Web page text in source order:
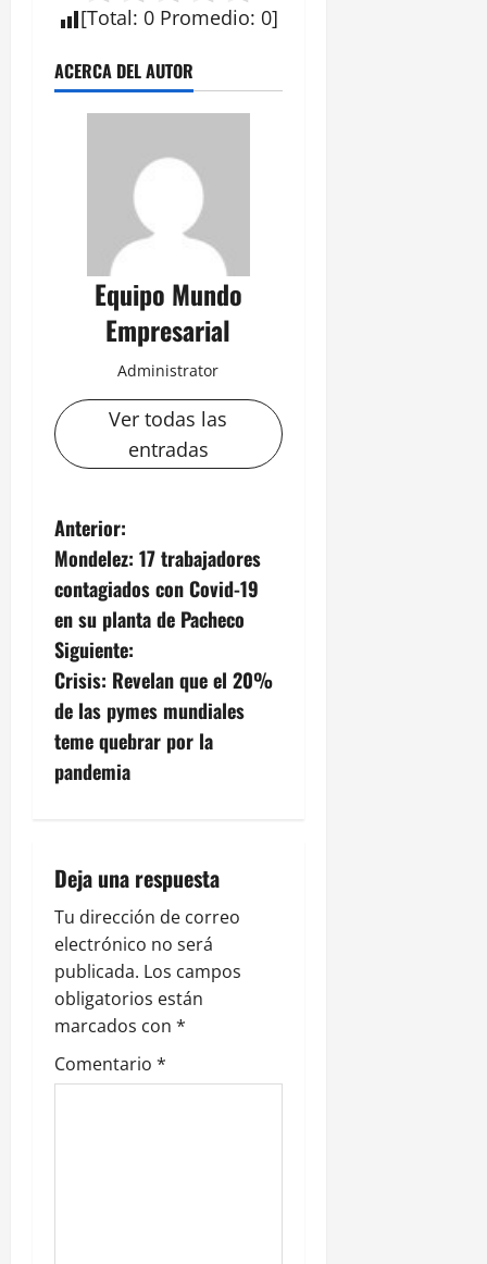
[Total: 0 Promedio: 0]
ACERCA DEL AUTOR
Equipo Mundo
Empresarial
Administrator
Ver todas las
entradas
N
a
v
e
g
a
ó
n
d
e
e
Anterior:
Mondelez: 17 trabajadores
contagiados con Covid-19
en su planta de Pacheco
Siguiente:
Crisis: Revelan que el 20%
de las pymes mundiales
teme quebrar por la
pandemia
Deja una respuesta
Tu dirección de correo
electrónico no será
publicada. Los campos
obligatorios están
marcados con *
Comentario *